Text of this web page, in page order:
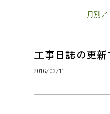
月別ア
工事日誌の更新
2016/03/11